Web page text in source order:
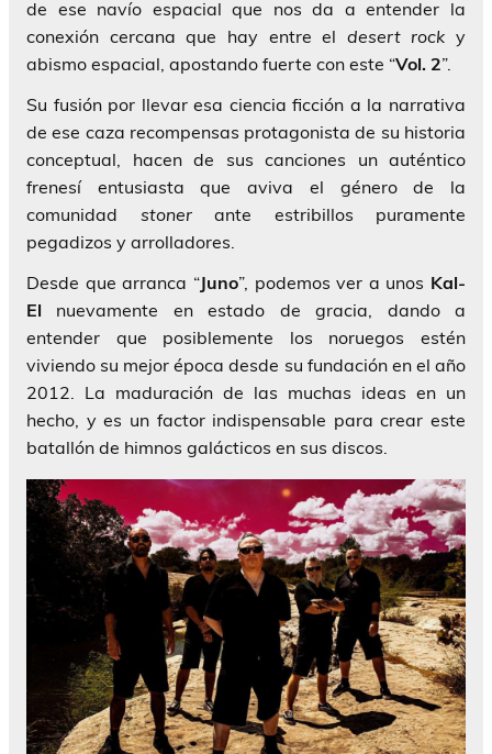
de ese navío espacial que nos da a entender la
conexión cercana que hay entre el desert rock y
abismo espacial, apostando fuerte con este “Vol. 2”.
Su fusión por llevar esa ciencia ficción a la narrativa
de ese caza recompensas protagonista de su historia
conceptual, hacen de sus canciones un auténtico
frenesí entusiasta que aviva el género de la
comunidad stonerante estribillos puramente
pegadizos y arrolladores.
Desde que arranca “Juno”, podemos ver a unos Kal-
El nuevamente en estado de gracia, dando a
entender que posiblemente los noruegos estén
viviendo su mejor época desde su fundación en el año
2012. La maduración de las muchas ideas en un
hecho, y es un factor indispensable para crear este
batallón de himnos galácticos en sus discos.